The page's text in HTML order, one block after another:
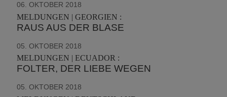
06. OKTOBER 2018
MELDUNGEN | GEORGIEN :
RAUS AUS DER BLASE
05. OKTOBER 2018
MELDUNGEN | ECUADOR :
FOLTER, DER LIEBE WEGEN
05. OKTOBER 2018